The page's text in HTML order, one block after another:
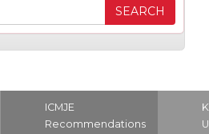
ICMJE
Recommendations